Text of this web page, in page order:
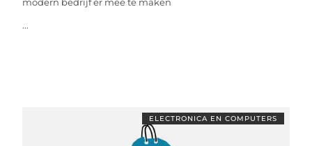
...
ELECTRONICA EN COMPUTERS